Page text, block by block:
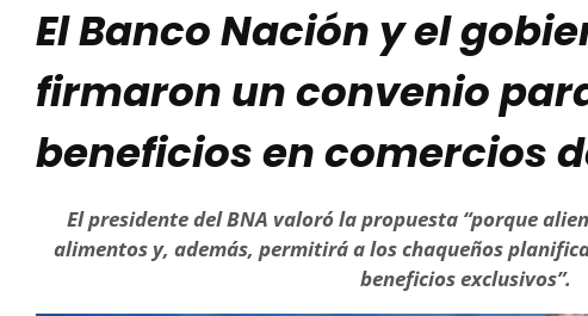
El Banco Nación y el
firmaron un convenio
beneficios en comercios
El presidente del BNA valoró la propuesta “porque
alimentos y, además, permitirá a los chaqueños
beneficios exclusivos”.